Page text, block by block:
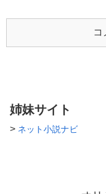
コ
姉妹サイト
> ネット小説ナビ